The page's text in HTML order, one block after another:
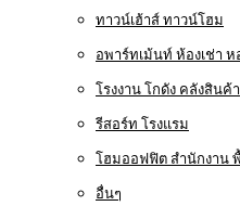
ทาวน์เฮ้าส์ ทาวน์โฮม
อพาร์ทเม้นท์ ห้องเช่า ห
โรงงาน โกดัง คลังสินค้า
รีสอร์ท โรงแรม
โฮมออฟฟิต สำนักงาน
อื่นๆ